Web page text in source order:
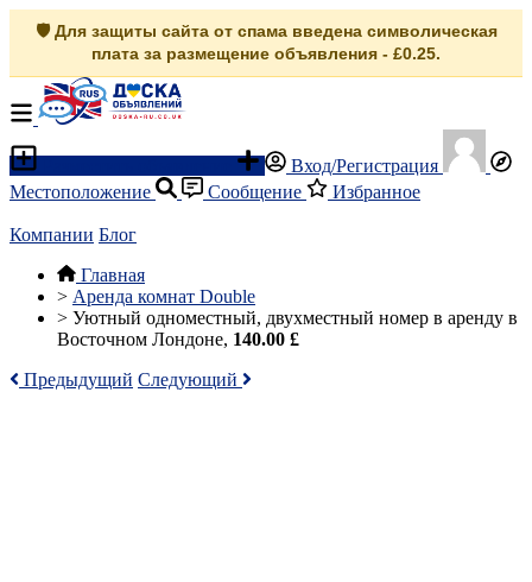
🛡️ Для защиты сайта от спама введена символическая
плата за размещение объявления - £0.25.
Вход/Регистрация
Местоположение
Сообщение Избранное
Компании Блог
Главная
> Аренда комнат Double
> Уютный одноместный, двухместный номер в аренду в
Восточном Лондоне, 140.00 £
Предыдущий Следующий